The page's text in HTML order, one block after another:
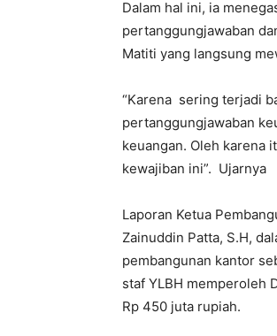
Dalam hal ini, ia
pertanggungjawaban
Matiti yang langsung
“Karena sering terjadi
pertanggungjawaban
keuangan. Oleh karena
kewajiban ini”. Ujarnya
Laporan Ketua
Zainuddin Patta, S.H,
pembangunan kantor
staf YLBH memperoleh
Rp 450 juta rupiah.